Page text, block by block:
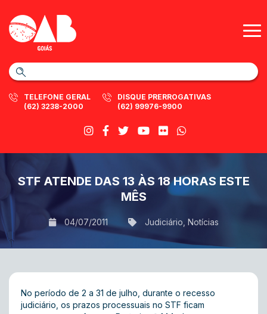
TELEFONE GERAL
(62) 3238-2000
DISQUE PRERROGATIVAS
(62) 99976-9900
STF ATENDE DAS 13 ÀS 18 HORAS ESTE
MÊS
04/07/2011 Judiciário Notícias
No período de 2 a 31 de julho, durante o recesso
judiciário, os prazos processuais no STF ficam